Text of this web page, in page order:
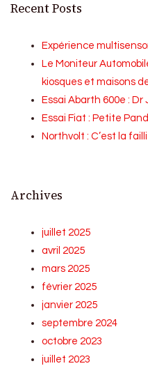
Recent Posts
Expérience
Le Moniteur
kiosques et maisons
Essai Abarth 600e : Dr
Essai Fiat : Petite
Northvolt : C’est la
Archives
juillet 2025
avril 2025
mars 2025
février 2025
janvier 2025
septembre 2024
octobre 2023
juillet 2023